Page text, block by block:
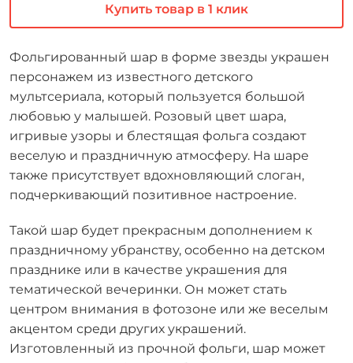
Купить товар в 1 клик
Фольгированный шар в форме звезды украшен
персонажем из известного детского
мультсериала, который пользуется большой
любовью у малышей. Розовый цвет шара,
игривые узоры и блестящая фольга создают
веселую и праздничную атмосферу. На шаре
также присутствует вдохновляющий слоган,
подчеркивающий позитивное настроение.
Такой шар будет прекрасным дополнением к
праздничному убранству, особенно на детском
празднике или в качестве украшения для
тематической вечеринки. Он может стать
центром внимания в фотозоне или же веселым
акцентом среди других украшений.
Изготовленный из прочной фольги, шар может